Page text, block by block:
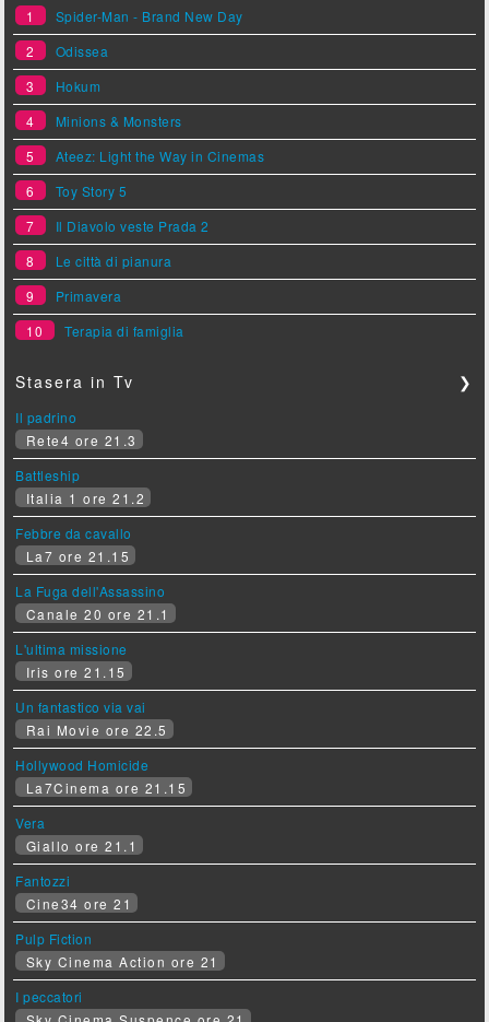
1
Spider-Man - Brand New Day
2
Odissea
3
Hokum
4
Minions & Monsters
5
Ateez: Light the Way in Cinemas
6
Toy Story 5
7
Il Diavolo veste Prada 2
8
Le città di pianura
9
Primavera
10
Terapia di famiglia
Stasera in Tv ❯
Il padrino
Rete4 ore 21.3
Battleship
Italia 1 ore 21.2
Febbre da cavallo
La7 ore 21.15
La Fuga dell'Assassino
Canale 20 ore 21.1
L'ultima missione
Iris ore 21.15
Un fantastico via vai
Rai Movie ore 22.5
Hollywood Homicide
La7Cinema ore 21.15
Vera
Giallo ore 21.1
Fantozzi
Cine34 ore 21
Pulp Fiction
Sky Cinema Action ore 21
I peccatori